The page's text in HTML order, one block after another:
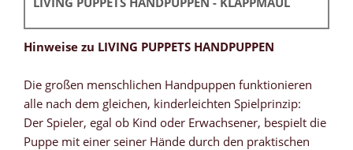
Hinweise zu LIVING PUPPETS HANDPUPPEN
Die großen menschlichen Handpuppen funktionieren
alle nach dem gleichen, kinderleichten Spielprinzip:
Der Spieler, egal ob Kind oder Erwachsener, bespielt die
Puppe mit einer seiner Hände durch den praktischen